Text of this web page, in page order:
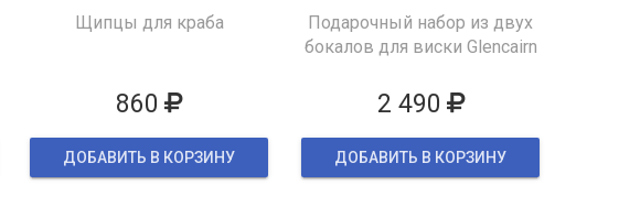
Щипцы для краба
860
ДОБАВИТЬ В КОРЗИНУ
Подарочный набор из двух
бокалов для виски Glencairn
2 490
ДОБАВИТЬ В КОРЗИНУ